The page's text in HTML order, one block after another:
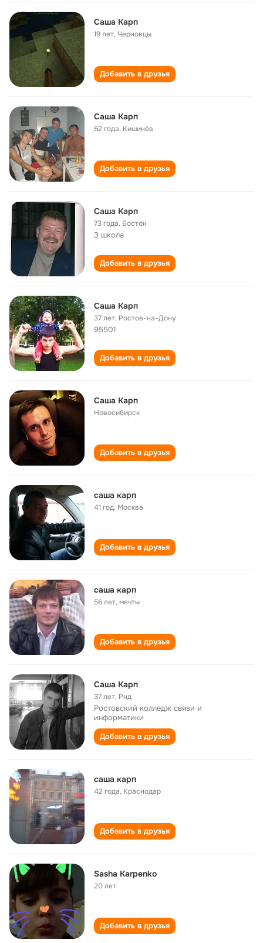
Саша Карп
19 лет,Черновцы
Добавить в друзья
Саша Карп
52 года, Кишинёв
Добавить в друзья
Саша Карп
73 года, Бостон
3 школа
Добавить в друзья
Саша Карп
37 лет, Ростов-на-Дону
95501
Добавить в друзья
Cаша Карп
Новосибирск
Добавить в друзья
саша карп
41 год, Москва
Добавить в друзья
саша карп
56 лет,мечты
Добавить в друзья
Саша Карп
37 лет, Рнд
Ростовский колледж связи и
информатики
Добавить в друзья
саша карп
42 года, Краснодар
Добавить в друзья
Sasha Karpenko
20 лет
Добавить в друзья